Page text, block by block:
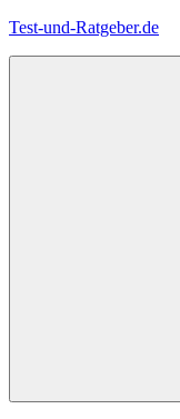
Zum
Test-und-Ratgeber.de